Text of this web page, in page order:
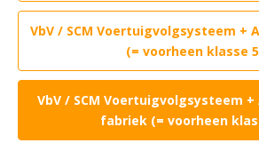
VbV / SCM Voertuigvolgsysteem +
(= voorheen klasse
VbV / SCM Voertuigvolgsysteem +
fabriek (= voorheen